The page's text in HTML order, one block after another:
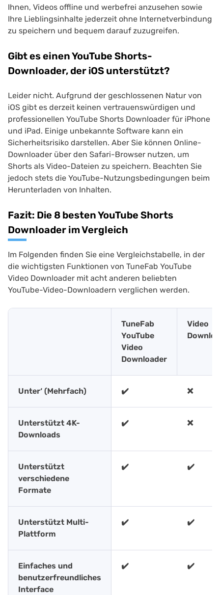
Ihnen, Videos offline und werbefrei anzusehen sowie
Ihre Lieblingsinhalte jederzeit ohne Internetverbindung
zu speichern und bequem darauf zuzugreifen.
Gibt es einen YouTube Shorts-
Downloader, der iOS unterstützt?
Leider nicht. Aufgrund der geschlossenen Natur von
iOS gibt es derzeit keinen vertrauenswürdigen und
professionellen YouTube Shorts Downloader für iPhone
und iPad. Einige unbekannte Software kann ein
Sicherheitsrisiko darstellen. Aber Sie können Online-
Downloader über den Safari-Browser nutzen, um
Shorts als Video-Dateien zu speichern. Beachten Sie
jedoch stets die YouTube-Nutzungsbedingungen beim
Herunterladen von Inhalten.
Fazit: Die 8 besten YouTube Shorts
Downloader im Vergleich
Im Folgenden finden Sie eine Vergleichstabelle, in der
die wichtigsten Funktionen von TuneFab YouTube
Video Downloader mit acht anderen beliebten
YouTube-Video-Downloadern verglichen werden.
TuneFab
YouTube
Video
Downloader
Video
Unter‘ (Mehrfach) ✔️ ❌
Unterstützt 4K-
Downloads
✔️ ❌
Unterstützt
verschiedene
Formate
✔️ ✔️
Unterstützt Multi-
Plattform
✔️ ✔️
Einfaches und
benutzerfreundliches
Interface
✔️ ✔️